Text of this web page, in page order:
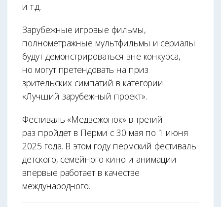
и т.д.
Зарубежные игровые фильмы,
полнометражные мультфильмы и сериалы
будут демонстрироваться вне конкурса,
но могут претендовать на приз
зрительских симпатий в категории
«Лучший зарубежный проект».
Фестиваль «Медвежонок» в третий
раз пройдёт в Перми с 30 мая по 1 июня
2025 года. В этом году пермский фестиваль
детского, семейного кино и анимации
впервые работает в качестве
международного.